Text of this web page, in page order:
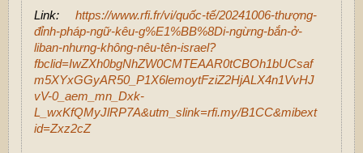
Link: https://www.rfi.fr/vi/quốc-tế/20241006-thượng-
đỉnh-pháp-ngữ-kêu-g%E1%BB%8Di-ngừng-bắn-ở-
liban-nhưng-không-nêu-tên-israel?
fbclid=IwZXh0bgNhZW0CMTEAAR0tCBOh1bUCsaf
m5XYxGGyAR50_P1X6lemoytFziZ2HjALX4n1VvHJ
vV-0_aem_mn_Dxk-
L_wxKfQMyJlRP7A&utm_slink=rfi.my/B1CC&mibext
id=Zxz2cZ